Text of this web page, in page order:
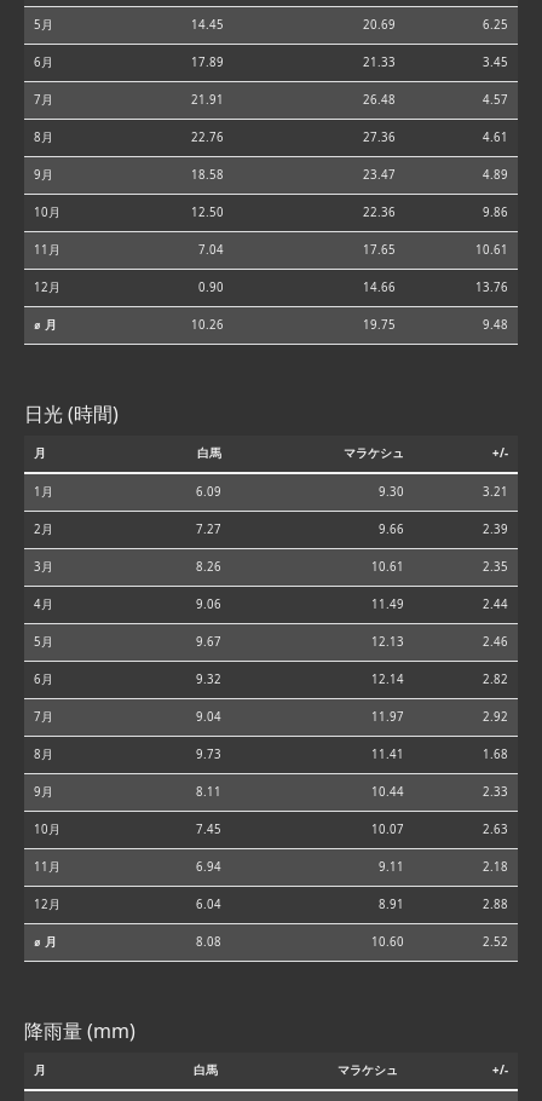
5月 14.45 20.69 6.25
6月 17.89 21.33 3.45
7月 21.91 26.48 4.57
8月 22.76 27.36 4.61
9月 18.58 23.47 4.89
10月 12.50 22.36 9.86
11月 7.04 17.65 10.61
12月 0.90 14.66 13.76
⌀ 月 10.26 19.75 9.48
日光 (時間)
月 白馬 マラケシュ +/-
1月 6.09 9.30 3.21
2月 7.27 9.66 2.39
3月 8.26 10.61 2.35
4月 9.06 11.49 2.44
5月 9.67 12.13 2.46
6月 9.32 12.14 2.82
7月 9.04 11.97 2.92
8月 9.73 11.41 1.68
9月 8.11 10.44 2.33
10月 7.45 10.07 2.63
11月 6.94 9.11 2.18
12月 6.04 8.91 2.88
⌀ 月 8.08 10.60 2.52
降雨量 (mm)
月 白馬 マラケシュ +/-